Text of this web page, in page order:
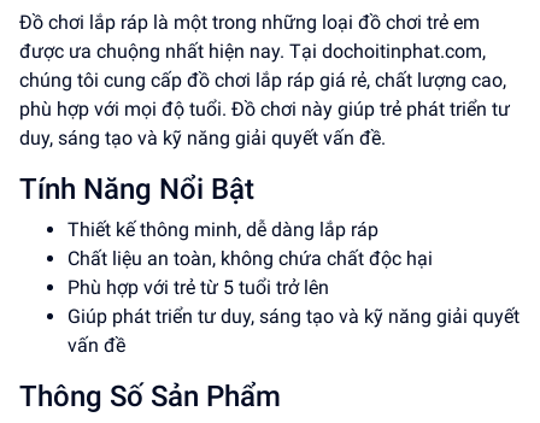
Đồ chơi lắp ráp là một trong những loại đồ chơi trẻ em
được ưa chuộng nhất hiện nay. Tại dochoitinphat.com,
chúng tôi cung cấp đồ chơi lắp ráp giá rẻ, chất lượng cao,
phù hợp với mọi độ tuổi. Đồ chơi này giúp trẻ phát triển tư
duy, sáng tạo và kỹ năng giải quyết vấn đề.
Tính Năng Nổi Bật
Thiết kế thông minh, dễ dàng lắp ráp
Chất liệu an toàn, không chứa chất độc hại
Phù hợp với trẻ từ 5 tuổi trở lên
Giúp phát triển tư duy, sáng tạo và kỹ năng giải quyết
vấn đề
Thông Số Sản Phẩm